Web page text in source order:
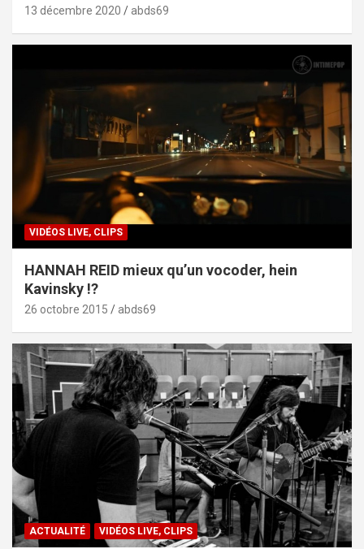
13 décembre 2020 abds69
VIDÉOS LIVE, CLIPS
HANNAH REID mieux qu’un vocoder, hein
Kavinsky !?
26 octobre 2015 abds69
ACTUALITÉ VIDÉOS LIVE, CLIPS